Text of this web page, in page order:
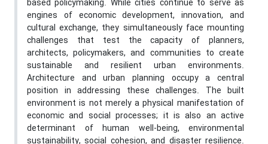
based policymaking. While cities continue to serve as
engines of economic development, innovation, and
cultural exchange, they simultaneously face mounting
challenges that test the capacity of planners,
architects, policymakers, and communities to create
sustainable and resilient urban environments.
Architecture and urban planning occupy a central
position in addressing these challenges. The built
environment is not merely a physical manifestation of
economic and social processes; it is also an active
determinant of human well-being, environmental
sustainability, social cohesion, and disaster resilience.